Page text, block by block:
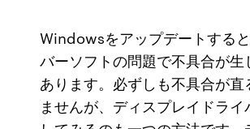
Windowsをアップデートする
バーソフトの問題で不具合が生
あります。必ずしも不具合が直
ませんが、ディスプレイドラ